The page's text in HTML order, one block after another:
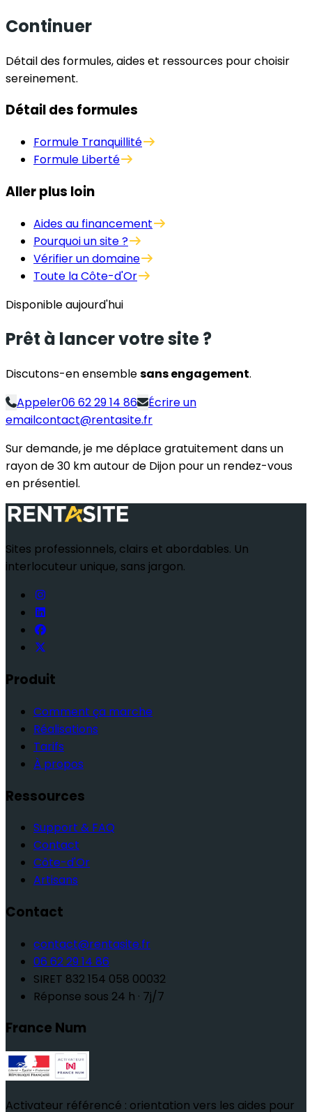
Continuer
Détail des formules, aides et ressources pour choisir
sereinement.
Détail des formules
Formule Tranquillité
Formule Liberté
Aller plus loin
Aides au financement
Pourquoi un site ?
Vérifier un domaine
Toute la Côte-d'Or
Disponible aujourd'hui
Prêt à lancer votre site ?
Discutons-en ensemblesans engagement.
Appeler06 62 29 14 86
Écrire un
emailcontact@rentasite.fr
Sur demande, je me déplace gratuitement dans un
rayon de 30 km autour de Dijon pour un rendez-vous
en présentiel.
Sites professionnels, clairs et abordables. Un
interlocuteur unique, sans jargon.
Produit
Comment ça marche
Réalisations
Tarifs
À propos
Ressources
Support & FAQ
Contact
Côte-d'Or
Artisans
Contact
contact@rentasite.fr
06 62 29 14 86
SIRET 832 154 058 00032
Réponse sous 24 h · 7j/7
France Num
Activateur référencé : orientation vers les aides pour